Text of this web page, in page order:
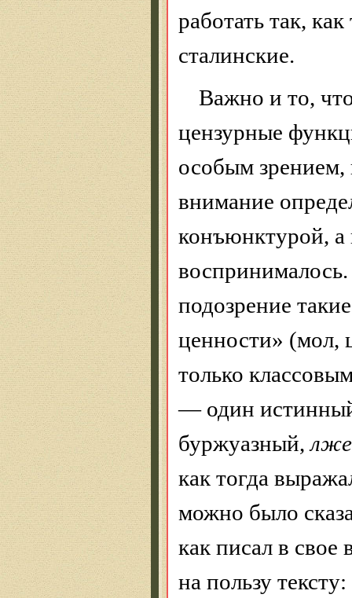
работать так,
сталинские.
Важно и то,
цензурные
особым зрением,
внимание
конъюнктурой, а
подозрение
ценности» (мол,
только
— один
буржуазный,
как тогда
можно было
как писал в
на пользу